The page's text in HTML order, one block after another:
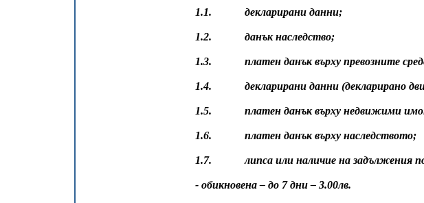
1.1. декларирани данни;
1.2. данък наследство;
1.3. платен данък върху превозните
1.4. декларирани данни (декларирано
1.5. платен данък върху недвижими
1.6. платен данък върху наследството;
1.7. липса или наличие на задължения
- обикновена – до 7 дни – 3.00лв.